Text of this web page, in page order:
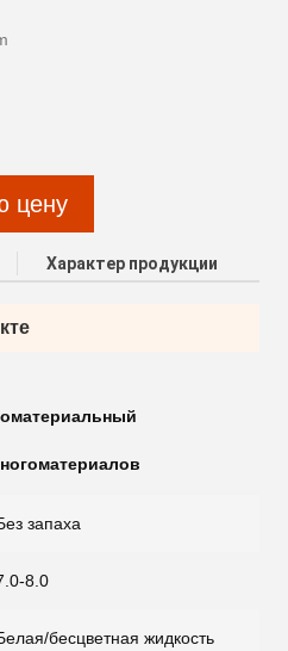
цену
Характер продукции
запаха
8.0
бесцветная жидкость